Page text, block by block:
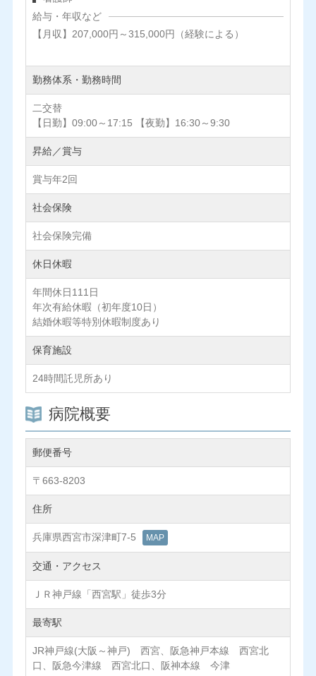
給与・年収など
【月収】207,000円～315,000円（経験による）
勤務体系・勤務時間
二交替
【日勤】09:00～17:15 【夜勤】16:30～9:30
昇給／賞与
賞与年2回
社会保険
社会保険完備
休日休暇
年間休日111日
年次有給休暇（初年度10日）
結婚休暇等特別休暇制度あり
保育施設
24時間託児所あり
病院概要
郵便番号
〒663-8203
住所
兵庫県西宮市深津町7-5 MAP
交通・アクセス
ＪＲ神戸線「西宮駅」徒歩3分
最寄駅
JR神戸線(大阪～神戸) 西宮、阪急神戸本線 西宮北
口、阪急今津線 西宮北口、阪神本線 今津